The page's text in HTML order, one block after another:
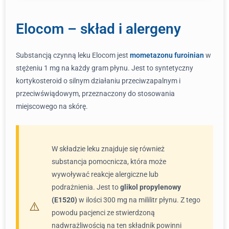
Elocom – skład i alergeny
Substancją czynną leku Elocom jest mometazonu furoinian w
stężeniu 1 mg na każdy gram płynu. Jest to syntetyczny
kortykosteroid o silnym działaniu przeciwzapalnym i
przeciwświądowym, przeznaczony do stosowania
miejscowego na skórę.
W składzie leku znajduje się również
substancja pomocnicza, która może
wywoływać reakcje alergiczne lub
podrażnienia. Jest toglikol propylenowy
(E1520)w ilości 300 mg na mililitr płynu. Z tego
powodu pacjenci ze stwierdzoną
nadwrażliwością na ten składnik powinni